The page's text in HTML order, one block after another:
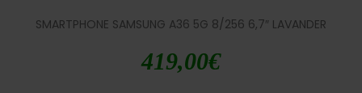
SMARTPHONE SAMSUNG A36 5G 8/256 6,7″ LAVANDER
419,00€